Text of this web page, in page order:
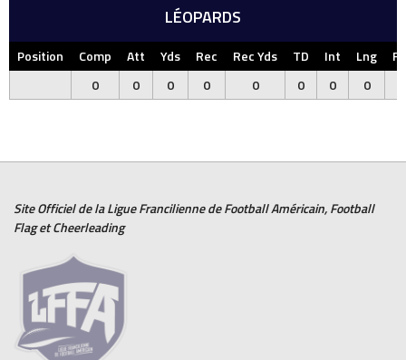
LÉOPARDS
Position Comp Att Yds Rec Rec Yds TD Int Lng
0
0 0 0 0 0 0 0
Site Officiel de la Ligue Francilienne deFootball Américain,Football
FlagetCheerleading